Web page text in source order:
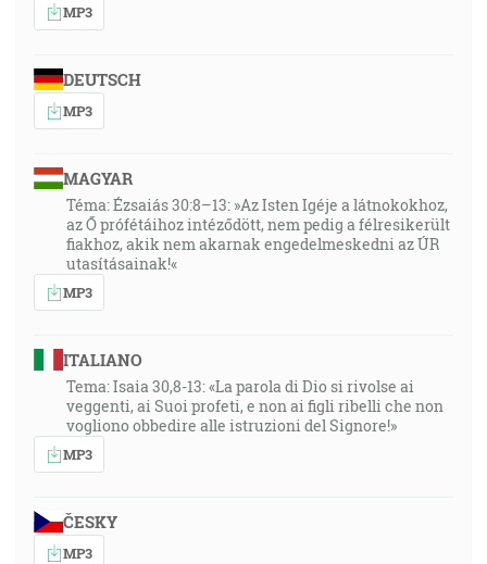
MP3
DEUTSCH
MP3
MAGYAR
Téma: Ézsaiás 30:8–13: »Az Isten Igéje a látnokokhoz,
az Ő prófétáihoz intéződött, nem pedig a félresikerült
fiakhoz, akik nem akarnak engedelmeskedni az ÚR
utasításainak!«
MP3
ITALIANO
Tema: Isaia 30,8-13: «La parola di Dio si rivolse ai
veggenti, ai Suoi profeti, e non ai figli ribelli che non
vogliono obbedire alle istruzioni del Signore!»
MP3
ČESKY
MP3